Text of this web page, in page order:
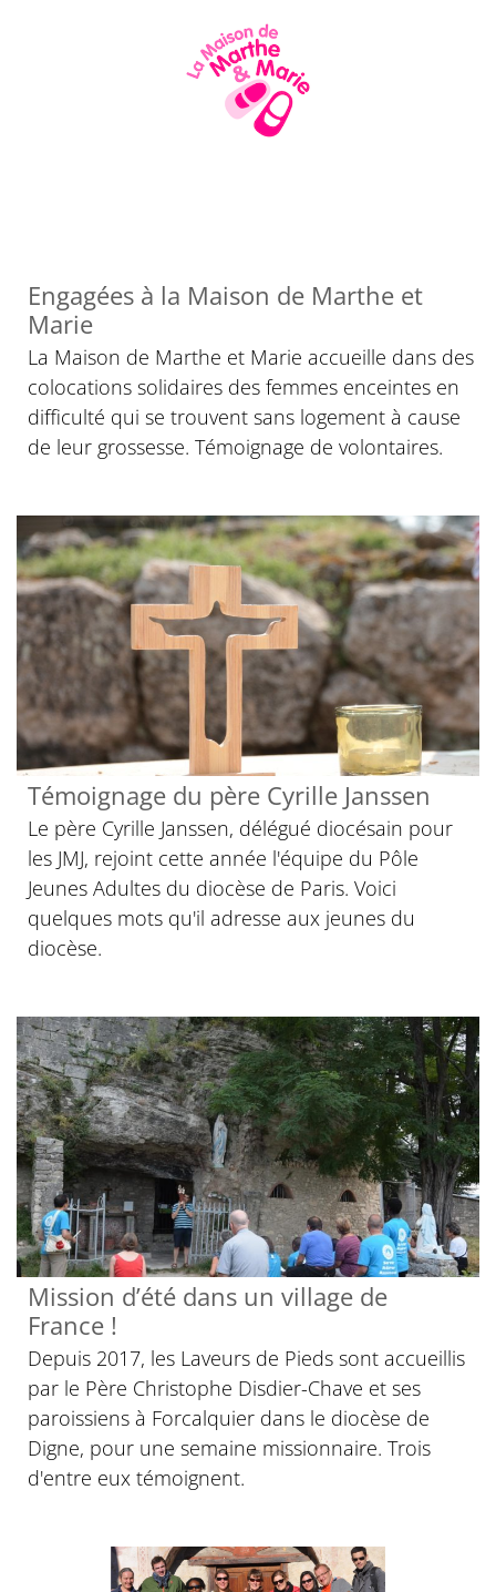
Engagées à la Maison de Marthe et
Marie
La Maison de Marthe et Marie accueille dans des
colocations solidaires des femmes enceintes en
difficulté qui se trouvent sans logement à cause
de leur grossesse. Témoignage de volontaires.
Témoignage du père Cyrille Janssen
Le père Cyrille Janssen, délégué diocésain pour
les JMJ, rejoint cette année l'équipe du Pôle
Jeunes Adultes du diocèse de Paris. Voici
quelques mots qu'il adresse aux jeunes du
diocèse.
Mission d’été dans un village de
France !
Depuis 2017, les Laveurs de Pieds sont accueillis
par le Père Christophe Disdier-Chave et ses
paroissiens à Forcalquier dans le diocèse de
Digne, pour une semaine missionnaire. Trois
d'entre eux témoignent.